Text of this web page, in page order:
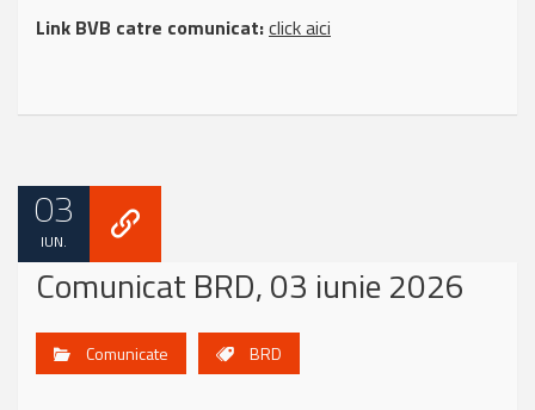
Link BVB catre comunicat:click aici
03
IUN.
Comunicat BRD, 03 iunie 2026
Comunicate BRD